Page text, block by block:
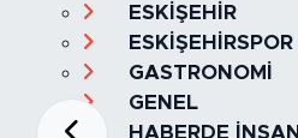
ESKİŞEHİR
ESKİŞEHİRSPOR
GASTRONOMİ
GENEL
HABERDE İNSAN